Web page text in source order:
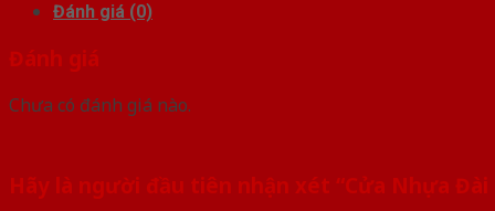
Đánh giá (0)
Đánh giá
Chưa có đánh giá nào.
Hãy là người đầu tiên nhận xét “Cửa Nhựa Đài